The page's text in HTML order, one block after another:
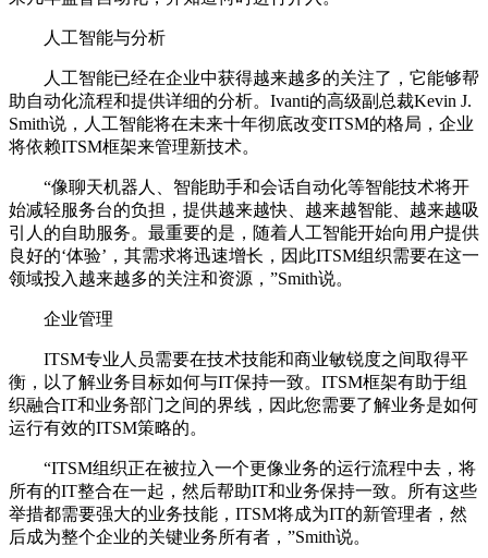
人工智能与分析
人工智能已经在企业中获得越来越多的关注了，它能够帮
助自动化流程和提供详细的分析。Ivanti的高级副总裁Kevin J.
Smith说，人工智能将在未来十年彻底改变ITSM的格局，企业
将依赖ITSM框架来管理新技术。
“像聊天机器人、智能助手和会话自动化等智能技术将开
始减轻服务台的负担，提供越来越快、越来越智能、越来越吸
引人的自助服务。最重要的是，随着人工智能开始向用户提供
良好的‘体验’，其需求将迅速增长，因此ITSM组织需要在这一
领域投入越来越多的关注和资源，”Smith说。
企业管理
ITSM专业人员需要在技术技能和商业敏锐度之间取得平
衡，以了解业务目标如何与IT保持一致。ITSM框架有助于组
织融合IT和业务部门之间的界线，因此您需要了解业务是如何
运行有效的ITSM策略的。
“ITSM组织正在被拉入一个更像业务的运行流程中去，将
所有的IT整合在一起，然后帮助IT和业务保持一致。所有这些
举措都需要强大的业务技能，ITSM将成为IT的新管理者，然
后成为整个企业的关键业务所有者，”Smith说。